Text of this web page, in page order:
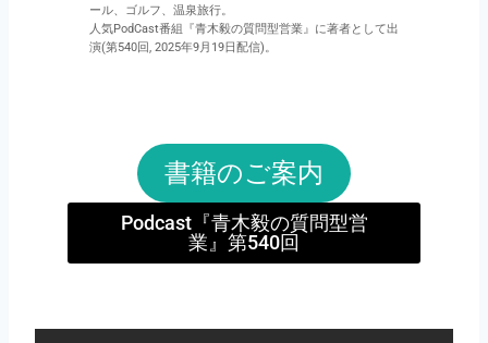
ール、ゴルフ、温泉旅行。
人気PodCast番組『青木毅の質問型営業』に著者として出
演(第540回, 2025年9月19日配信)。
書籍のご案内
Podcast『青木毅の質問型営
業』第540回